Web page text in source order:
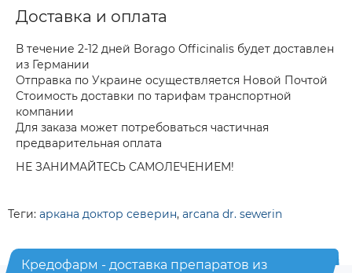
Доставка и оплата
В течение 2-12 дней Borago Officinalis будет доставлен
из Германии
Отправка по Украине осуществляется Новой Почтой
Стоимость доставки по тарифам транспортной
компании
Для заказа может потребоваться частичная
предварительная оплата
НЕ ЗАНИМАЙТЕСЬ САМОЛЕЧЕНИЕМ!
Теги: аркана доктор северин, arcana dr. sewerin
Кредофарм - доставка препаратов из